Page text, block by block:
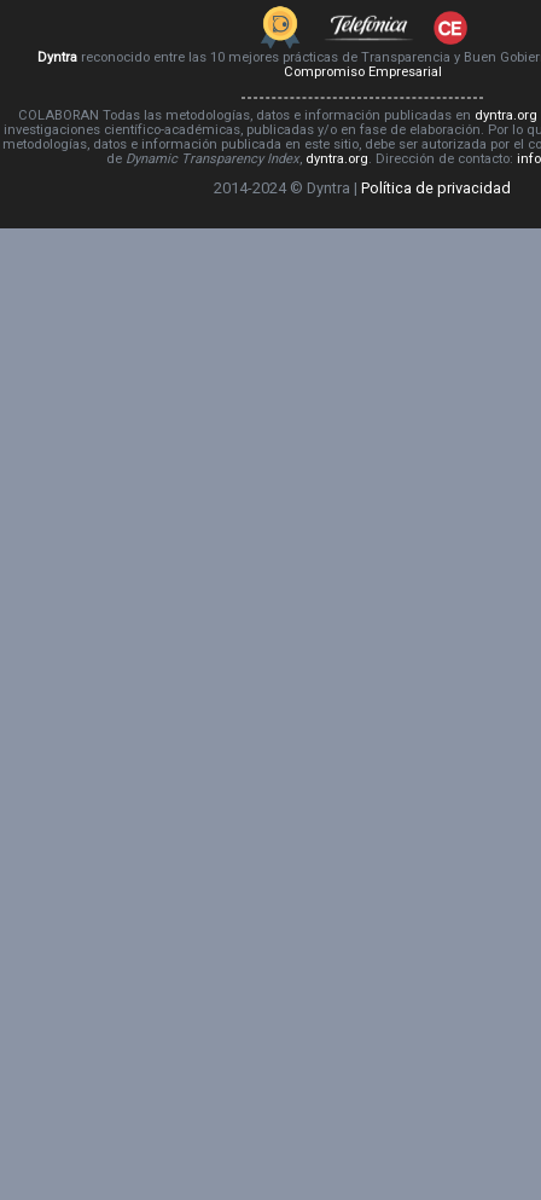
Dyntrareconocido entre las 10 mejores prácticas de Transparencia y Buen
Compromiso Empresarial
COLABORAN Todas las metodologías, datos e información publicadas en dyntra.org
investigaciones científico-académicas, publicadas y/o en fase de elaboración. Por lo
metodologías, datos e información publicada en este sitio, debe ser autorizada por el
de Dynamic Transparency Index, dyntra.org. Dirección de contacto:
2014-2024 © Dyntra | Política de privacidad